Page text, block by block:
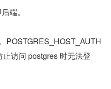
端。
POSTGRES_HOST_AUTH
止访问 postgres 时无法登